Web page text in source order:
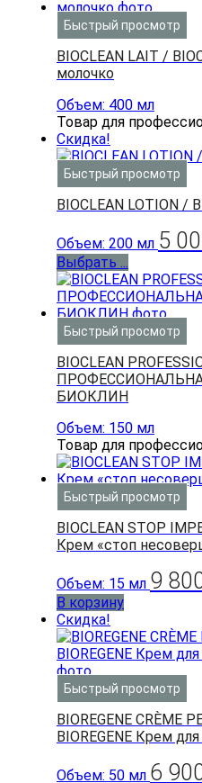
Быстрый просмотр
BIOCLEAN LAIT /
молочко
Объем: 400 мл
Товар для
Скидка!
Быстрый просмотр
BIOCLEAN LOTION /
Объем: 200 мл 5
Выбрать ...
Быстрый просмотр
BIOCLEAN
БИОКЛИН
Объем: 150 мл
Товар для
Быстрый просмотр
BIOCLEAN STOP
Крем «стоп
Объем: 15 мл 9
В корзину
Скидка!
Быстрый просмотр
BIOREGENE CRÈME
BIOREGENE Крем
Объем: 50 мл 6